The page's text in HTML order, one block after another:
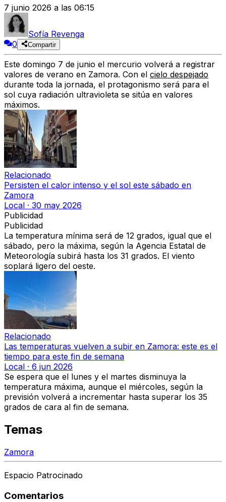
7 junio 2026 a las 06:15
Sofía Revenga
0
Compartir
Este domingo 7 de junio el mercurio volverá a registrar
valores de verano en Zamora. Con el cielo despejado
durante toda la jornada, el protagonismo será para el
sol cuya radiación ultravioleta se sitúa en valores
máximos.
Relacionado
Persisten el calor intenso y el sol este sábado en
Zamora
Local · 30 may 2026
Publicidad
Publicidad
La temperatura mínima será de 12 grados, igual que el
sábado, pero la máxima, según la Agencia Estatal de
Meteorología subirá hasta los 31 grados. El viento
soplará ligero del oeste.
Relacionado
Las temperaturas vuelven a subir en Zamora: este es el
tiempo para este fin de semana
Local · 6 jun 2026
Se espera que el lunes y el martes disminuya la
temperatura máxima, aunque el miércoles, según la
previsión volverá a incrementar hasta superar los 35
grados de cara al fin de semana.
Temas
Zamora
Espacio Patrocinado
Comentarios